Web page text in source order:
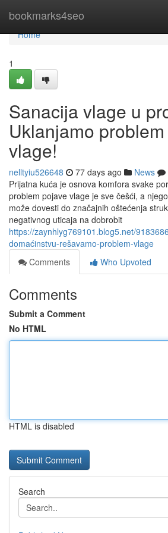
bookmarks4seo
Home
Home
1
Sanacija vlage u
Uklanjamo
vlage!
nelltyiu526648 77 days ago News
Prijatna kuća je osnova komfora svake
problem pojave vlage je sve češći, a
može dovesti do značajnih oštećenja
negativnog uticaja na dobrobit
https://zaynhlyg769101.blog5.net/
domaćinstvu-rešavamo-problem-vlage
Comments
Who Upvoted
Comments
Submit a Comment
No HTML
HTML is disabled
Search